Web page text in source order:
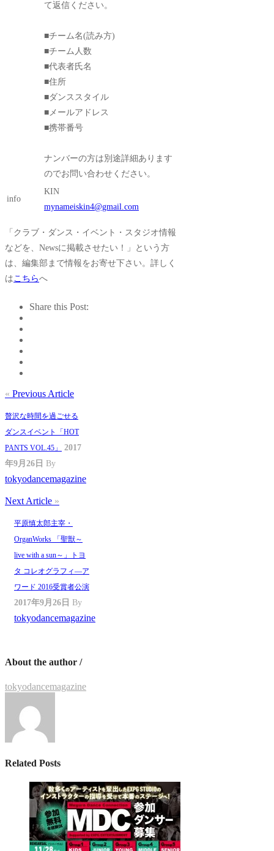
て返信ください。
■チーム名(読み方)
■チーム人数
■代表者氏名
■住所
■ダンススタイル
■メールアドレス
■携帯番号
ナンバーの方は別途詳細あります
のでお問い合わせください。
info
KIN
mynameiskin4@gmail.com
「クラブ・ダンス・イベント・スタジオ情報
などを、Newsに掲載させたい！」という方
は、編集部まで情報をお寄せ下さい。詳しく
はこちらへ
Share this Post:
« Previous Article
贅沢な時間を過ごせる
ダンスイベント「HOT
PANTS VOL.45」
2017
年9月26日 By
tokyodancemagazine
Next Article »
平原慎太郎主宰・
OrganWorks 「聖獣～
live with a sun～」トヨ
タ コレオグラフィ―ア
ワード 2016受賞者公演
2017年9月26日 By
tokyodancemagazine
About the author /
tokyodancemagazine
Related Posts